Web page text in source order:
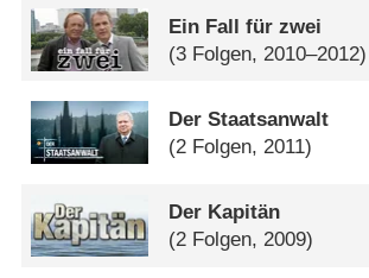
Ein Fall für zwei
(3 Folgen, 2010–2012)
Der Staatsanwalt
(2 Folgen, 2011)
Der Kapitän
(2 Folgen, 2009)